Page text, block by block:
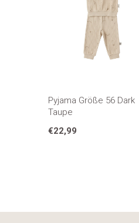
Pyjama Größe 56 Dark
Taupe
€22,99